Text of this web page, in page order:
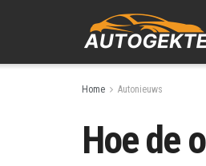
Home Autonieuws
Hoe de